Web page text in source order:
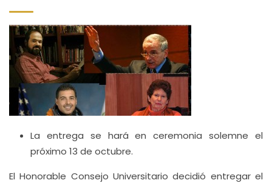
La entrega se hará en ceremonia solemne el
próximo 13 de octubre.
El Honorable Consejo Universitario decidió entregar el